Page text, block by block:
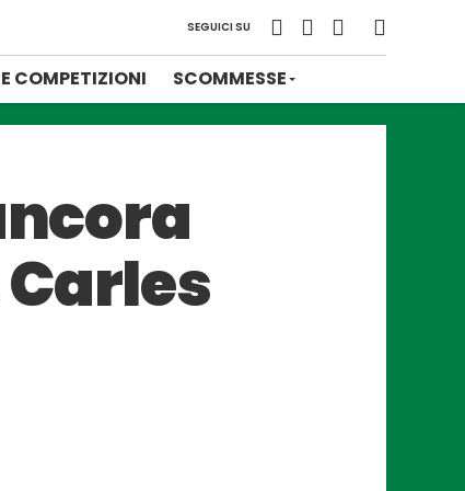
SEGUICI SU
COMPETIZIONI SCOMMESSE